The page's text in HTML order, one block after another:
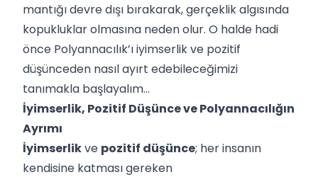
mantığı devre dışı bırakarak, gerçeklik algısında
kopukluklar olmasına neden olur. O halde hadi
önce Polyannacılık’ı iyimserlik ve pozitif
düşünceden nasıl ayırt edebileceğimizi
tanımakla başlayalım…
İyimserlik, Pozitif Düşünce ve Polyannacılığın
Ayrımı
İyimserlikve pozitif düşünce; her insanın
kendisine katması gereken